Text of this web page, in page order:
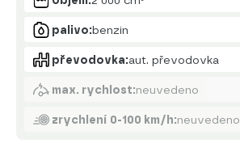
palivo:benzin
převodovka:aut. převodovka
max. rychlost:neuvedeno
zrychlení 0-100 km/h:neuvedeno